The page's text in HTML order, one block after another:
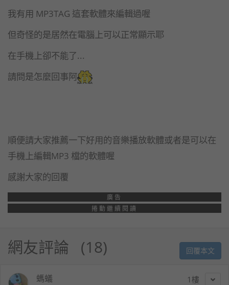
我有用 MP3TAG 這套軟體來編輯過喔
但奇怪的是居然在電腦上可以正常顯示耶
在手機上卻不能了...
請問是怎麼回事阿
順便請大家推薦一下好用的音樂播放軟體或者是可以在
手機上編輯MP3 檔的軟體喔
感謝大家的回覆
廣告
捲動繼續閱讀
網友評論 18 回覆本文
1
螞蟻